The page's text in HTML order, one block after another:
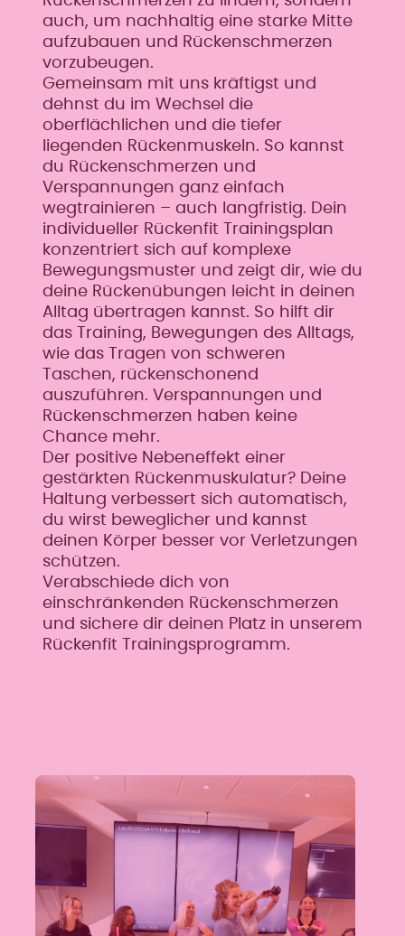
auch, um nachhaltig eine starke Mitte
aufzubauen und Rückenschmerzen
vorzubeugen.
Gemeinsam mit uns kräftigst und
dehnst du im Wechsel die
oberflächlichen und die tiefer
liegenden Rückenmuskeln. So kannst
du Rückenschmerzen und
Verspannungen ganz einfach
wegtrainieren – auch langfristig. Dein
individueller Rückenfit Trainingsplan
konzentriert sich auf komplexe
Bewegungsmuster und zeigt dir, wie du
deine Rückenübungen leicht in deinen
Alltag übertragen kannst. So hilft dir
das Training, Bewegungen des Alltags,
wie das Tragen von schweren
Taschen, rückenschonend
auszuführen. Verspannungen und
Rückenschmerzen haben keine
Chance mehr.
Der positive Nebeneffekt einer
gestärkten Rückenmuskulatur? Deine
Haltung verbessert sich automatisch,
du wirst beweglicher und kannst
deinen Körper besser vor Verletzungen
schützen.
Verabschiede dich von
einschränkenden Rückenschmerzen
und sichere dir deinen Platz in unserem
Rückenfit Trainingsprogramm.